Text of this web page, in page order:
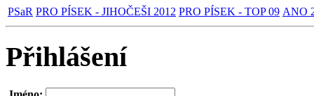
PSaR PRO PÍSEK - JIHOČEŠI 2012 PRO PÍSEK - TOP 09 ANO
Přihlášení